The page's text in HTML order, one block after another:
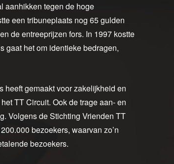
aanhikken tegen de hoge
een tribuneplaats nog 65 gulden
de entreeprijzen fors. In 1997 kostte
gaat het om identieke bedragen,
heeft gemaakt voor zakelijkheid en
TT Circuit. Ook de trage aan- en
Volgens de Stichting Vrienden TT
bezoekers, waarvan zo’n
bezoekers.